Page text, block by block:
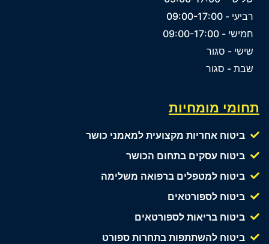
רביעי - 09:00-17:00
חמישי - 09:00-17:00
שישי - סגור
שבת - סגור
תחומי מומחיות
ביטוח אחריות מקצועית למאמני כושר
ביטוח עסקים בתחום הכושר
ביטוח למטפלים ברפואה משלימה
ביטוח לספורטאים
ביטוח בריאות לספורטאים
ביטוח להשתתפות בתחרות ספורט